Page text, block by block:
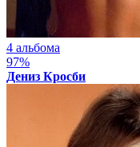
4 альбома
97%
Дениз Кросби